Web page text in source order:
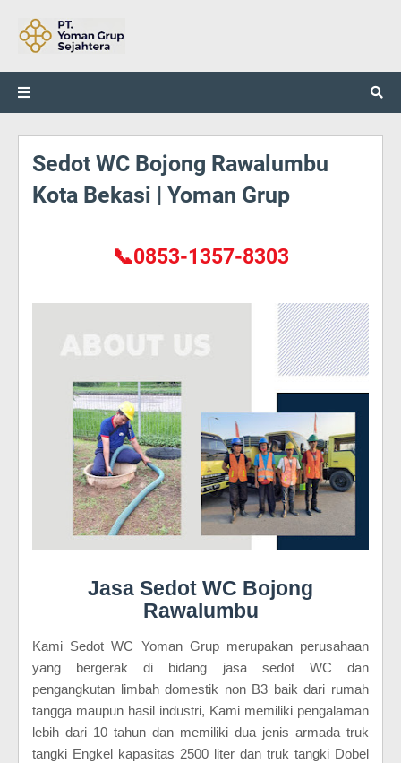
Sedot WC Bojong Rawalumbu
Kota Bekasi | Yoman Grup
📞0853-1357-8303
Jasa Sedot WC Bojong
Rawalumbu
Kami Sedot WC Yoman Grup merupakan perusahaan
yang bergerak di bidang jasa sedot WC dan
pengangkutan limbah domestik non B3 baik dari rumah
tangga maupun hasil industri, Kami memiliki pengalaman
lebih dari 10 tahun dan memiliki dua jenis armada truk
tangki Engkel kapasitas 2500 liter dan truk tangki Dobel